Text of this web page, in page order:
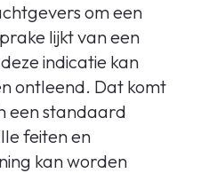
om een
lijkt van een
indicatie kan
ontleend. Dat komt
een standaard
feiten en
kan worden